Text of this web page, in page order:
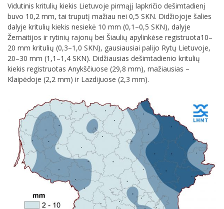
Vidutinis kritulių kiekis Lietuvoje pirmąjį lapkričio dešimtadienį
buvo 10,2 mm, tai truputį mažiau nei 0,5 SKN. Didžiojoje šalies
dalyje kritulių kiekis nesiekė 10 mm (0,1–0,5 SKN), dalyje
Žemaitijos ir rytinių rajonų bei Šiaulių apylinkėse registruota10–
20 mm kritulių (0,3–1,0 SKN), gausiausiai palijo Rytų Lietuvoje,
20–30 mm (1,1–1,4 SKN). Didžiausias dešimtadienio kritulių
kiekis registruotas Anykščiuose (29,8 mm), mažiausias –
Klaipėdoje (2,2 mm) ir Lazdijuose (2,3 mm).